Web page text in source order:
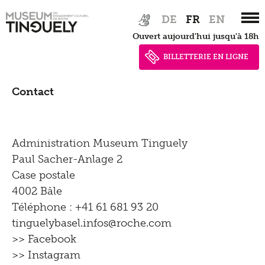
Hauptnavigation
to
DE FR EN
Ouvert aujourd'hui jusqu'à 18h
BILLETTERIE EN LIGNE
pour adultes
Activités pour les visiteurs
Projects
Tutoriels
Parcours
Tinguely on the Road
Conservation
Collection Online
Restauration
Schauatelier
Conférence
Tinguely Studies
Tinguely100
Guide de l'exposition
Radio Tinguely
Machine Builder
confidentialité
Politique de confidentialité
Newsletter
Inclusif
Voir
Marcher
Presse
Contact
Administration Museum Tinguely
Paul Sacher-Anlage 2
Case postale
4002 Bâle
Téléphone : +41 61 681 93 20
tinguelybasel.infos@roche.com
>> Facebook
>> Instagram